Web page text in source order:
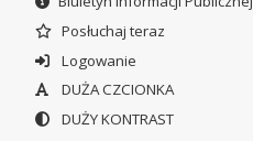
Posłuchaj teraz
Logowanie
DUŻA CZCIONKA
DUŻY KONTRAST